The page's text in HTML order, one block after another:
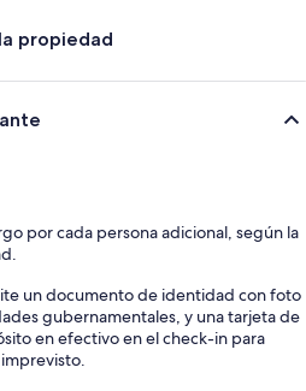
propiedad
por cada persona adicional, según la
un documento de identidad con foto
gubernamentales, y una tarjeta de
en efectivo en el check-in para